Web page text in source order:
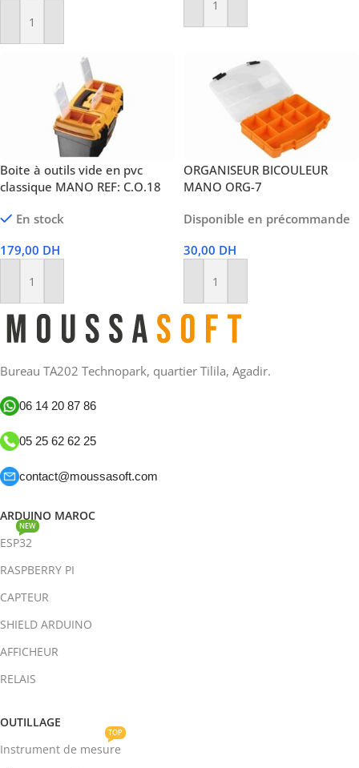
Ajouter Au Panier
Ajouter Au Panier
Boite à outils vide en pvc
classique MANO REF: C.O.18
En stock
179,00 DH
Ajouter Au Panier
ORGANISEUR BICOULEUR
MANO ORG-7
Disponible en précommande
30,00 DH
Ajouter Au Panier
Bureau TA202 Technopark, quartier Tilila, Agadir.
06 14 20 87 86
05 25 62 62 25
contact@moussasoft.com
ARDUINO MAROC
ESP32
NEW
RASPBERRY PI
CAPTEUR
SHIELD ARDUINO
AFFICHEUR
RELAIS
OUTILLAGE
Instrument de mesure
TOP